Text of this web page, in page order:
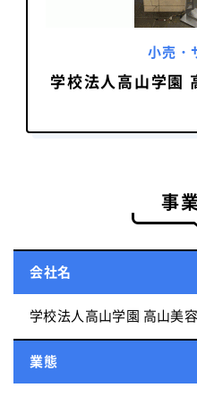
小売・
学校法人高山学園
事
会社名
学校法人高山学園 高山美
業態